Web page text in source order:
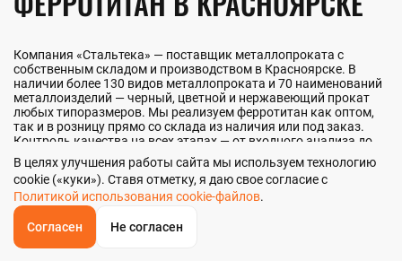
ОБРАТНЫЙЗВОНОК
Компания «Стальтека» — поставщик металлопроката с
собственным складом и производством в Красноярске. В
наличии более 130 видов металлопроката и 70 наименований
металлоизделий — черный, цветной и нержавеющий прокат
любых типоразмеров. Мы реализуем ферротитан как оптом,
так и в розницу прямо со склада из наличия или под заказ.
Контроль качества на всех этапах — от входного анализа до
отгрузки.
НАШИ ПРЕИМУЩЕСТВА
Главная
В целях улучшения работы сайта мы используем технологию
cookie («куки»). Ставя отметку, я даю свое согласие с
Политикой использования cookie-файлов.
Согласен Не согласен